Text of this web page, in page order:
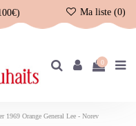
Ma liste (0)
0
1969 Orange General Lee - Norev